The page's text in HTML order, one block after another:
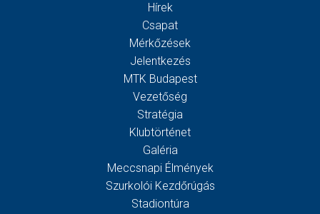
Hírek
Csapat
Mérkőzések
Jelentkezés
MTK Budapest
Vezetőség
Stratégia
Klubtörténet
Galéria
Meccsnapi Élmények
Szurkolói Kezdőrúgás
Stadiontúra